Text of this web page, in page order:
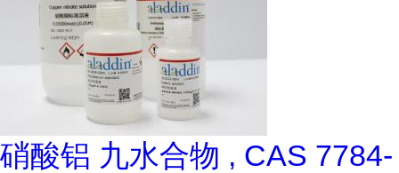
硝酸铝 九水合物 , CAS 7784-